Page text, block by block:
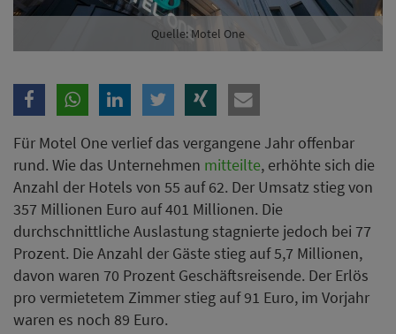
Quelle: Motel One
Für Motel One verlief das vergangene Jahr offenbar
rund. Wie das Unternehmen mitteilte, erhöhte sich die
Anzahl der Hotels von 55 auf 62. Der Umsatz stieg von
357 Millionen Euro auf 401 Millionen. Die
durchschnittliche Auslastung stagnierte jedoch bei 77
Prozent. Die Anzahl der Gäste stieg auf 5,7 Millionen,
davon waren 70 Prozent Geschäftsreisende. Der Erlös
pro vermietetem Zimmer stieg auf 91 Euro, im Vorjahr
waren es noch 89 Euro.
Ich habe dieDatenschutzerklärungzur Kenntnis
Anmelden Danke, heute nicht